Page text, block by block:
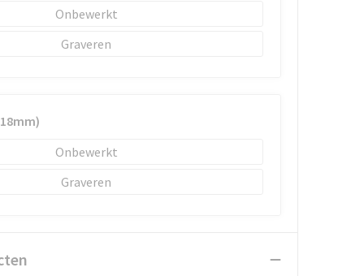
Onbewerkt
Graveren
Onbewerkt
Graveren